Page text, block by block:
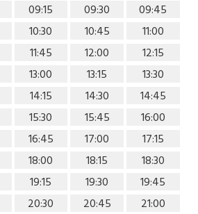
09:15 09:30
09:45
10:30 10:45
11:00
11:45 12:00
12:15
13:00 13:15
13:30
14:15 14:30
14:45
15:30 15:45
16:00
16:45 17:00
17:15
18:00 18:15
18:30
19:15 19:30
19:45
20:30 20:45 21:00